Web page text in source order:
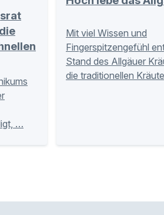
…
Mit viel Wissen und
Fingerspitzengefühl
Stand des Allgäuer
die traditionellen